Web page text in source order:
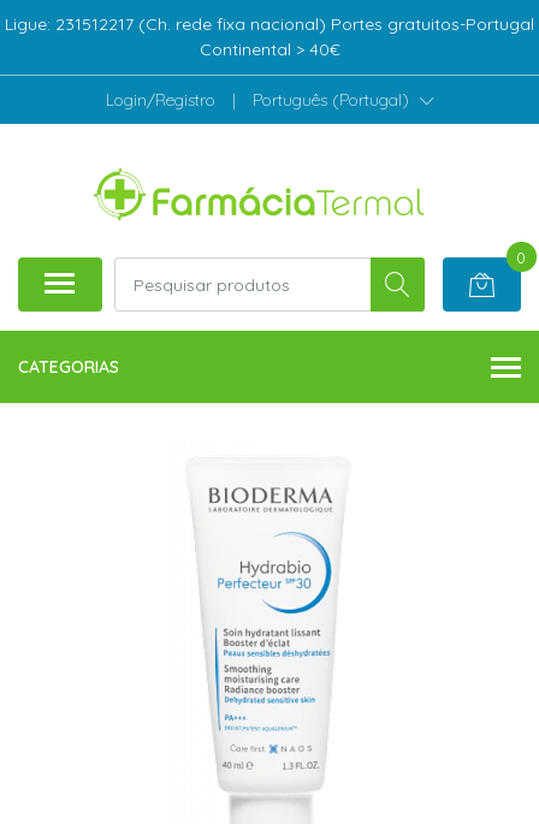
Ligue: 231512217 (Ch. rede fixa nacional) Portes gratuitos-Portugal
Continental > 40€
Login/Registro | Português (Portugal)
0
CATEGORIAS